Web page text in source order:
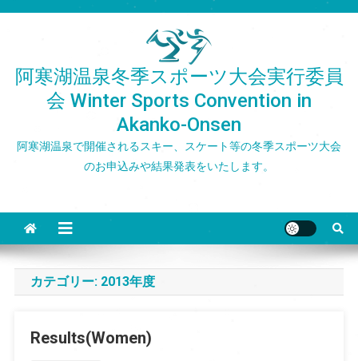
阿寒湖温泉冬季スポーツ大会実行委員
会 Winter Sports Convention in
Akanko-Onsen
阿寒湖温泉で開催されるスキー、スケート等の冬季スポーツ大会
のお申込みや結果発表をいたします。
カテゴリー: 2013年度
Results(Women)